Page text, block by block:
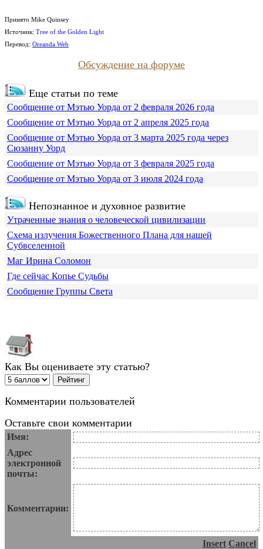
Принято Mike Quinsey
Источник: Tree of the Golden Light
Перевод: Oreanda Web
Обсуждение на форуме
Еще статьи по теме
Сообщение от Мэтью Уорда от 2 февраля 2026 года
Сообщение от Мэтью Уорда от 2 апреля 2025 года
Сообщение от Мэтью Уорда от 3 марта 2025 года через
Сюзанну Уорд
Сообщение от Мэтью Уорда от 3 февраля 2025 года
Сообщение от Мэтью Уорда от 3 июля 2024 года
Непознанное и духовное развитие
Утраченные знания о человеческой цивилизации
Схема излучения Божественного Плана для нашей
Субвселенной
Маг Ирина Соломон
Где сейчас Копье Судьбы
Сообщение Группы Света
Как Вы оцениваете эту статью?
Комментарии пользователей
Оставьте свои комментарии
Имя:
Адрес
электронной
почты:
Комментарии:
Insert Cancel